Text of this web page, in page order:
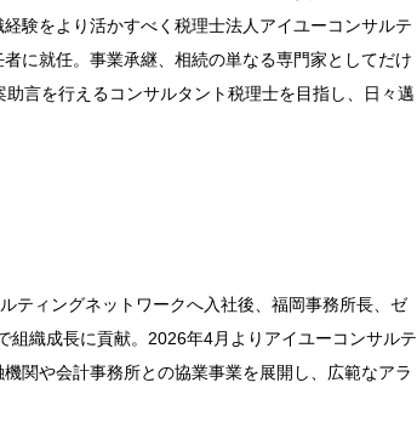
験をより活かすべく税理士法人アイユーコンサルテ
に就任。事業承継、相続の単なる専門家としてだけ
言を行えるコンサルタント税理士を目指し、日々邁
ティングネットワークへ入社後、福岡事務所長、ゼ
織成長に貢献。2026年4月よりアイユーコンサルテ
関や会計事務所との協業事業を展開し、広範なアラ